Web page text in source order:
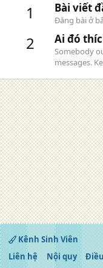
1 Bài viết
Đăng bài ở
2 Ai đó
Somebody
messages.
Kênh Sinh Viên
Liên hệ
Nội quy